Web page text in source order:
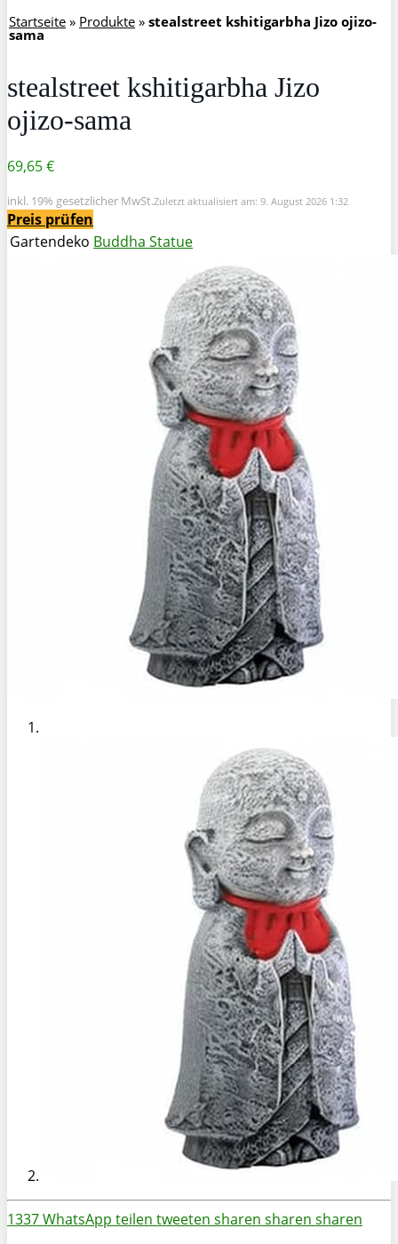
Startseite » Produkte » stealstreet kshitigarbha Jizo ojizo-
sama
stealstreet kshitigarbha Jizo
ojizo-sama
69,65 €
inkl. 19% gesetzlicher MwSt.Zuletzt aktualisiert am: 9. August 2026 1:32
Preis prüfen
Gartendeko Buddha Statue
1337WhatsApp teilen tweeten sharen sharen sharen